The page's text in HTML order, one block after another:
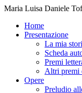
Maria Luisa Daniele
Home
Presentazione
La mia
Scheda
Premi
Altri premi
Opere
Preludio